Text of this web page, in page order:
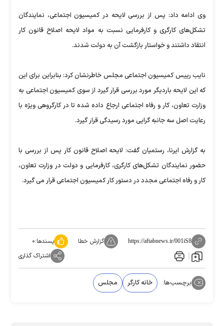
وی ادامه داد: پس از بررسی لایحه در کمیسیون اجتماعی، نمایندگان
تشکل‌های کارگری و کارفرمایی نسبت به مواد لایحه اصلاح قانون کار
انتقاد داشتند و خواستار بازگشت آن به دولت شدند.
نایب رییس کمیسیون اجتماعی مجلس خاطرنشان کرد: بنابراین برای این
که این لایحه باردیگر مورد بررسی قرار گیرد از سوی کمیسیون اجتماعی به
وزارت تعاون، کار و رفاه اجتماعی ارجاع داده شده تا در کارگروهی ویژه با
رعایت اصل سه جانبه گرایی مورد رسیدگی قرار گیرد.
به گزارش ایرنا، رستمیان گفت: لایحه اصلاح قانون کار پس از بررسی با
حضور نمایندگان تشکل‌های کارگری، کارفرمایی و دولت در وزارت تعاون،
کار و رفاه اجتماعی مجدد در دستور کار کمیسیون اجتماعی قرار می گیرد.
https://aftabnews.ir/001iS8 گزارش خطا پسندها:۰
اشتراک گذاری
برچسب‌ها: خانه کارگر مجلس